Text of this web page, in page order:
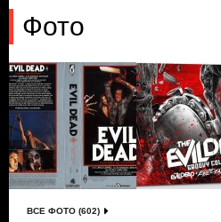
Фото
ВСЕ ФОТО (602)